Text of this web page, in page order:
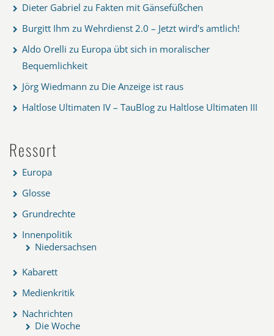
Dieter Gabriel zu Fakten mit Gänsefüßchen
Burgitt Ihm zu Wehrdienst 2.0 – Jetzt wird’s amtlich!
Aldo Orelli zu Europa übt sich in moralischer
Bequemlichkeit
Jörg Wiedmann zu Die Anzeige ist raus
Haltlose Ultimaten IV – TauBlog zu Haltlose Ultimaten III
Ressort
Europa
Glosse
Grundrechte
Innenpolitik
Niedersachsen
Kabarett
Medienkritik
Nachrichten
Die Woche